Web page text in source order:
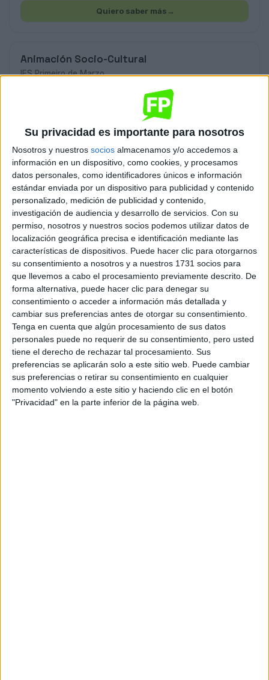
Su privacidad es importante para nosotros
Nosotros y nuestros socios almacenamos y/o accedemos a
información en un dispositivo, como cookies, y procesamos
datos personales, como identificadores únicos e información
estándar enviada por un dispositivo para publicidad y contenido
personalizado, medición de publicidad y contenido,
investigación de audiencia y desarrollo de servicios. Con su
permiso, nosotros y nuestros socios podemos utilizar datos de
localización geográfica precisa e identificación mediante las
características de dispositivos. Puede hacer clic para otorgarnos
su consentimiento a nosotros y a nuestros 1731 socios para
que llevemos a cabo el procesamiento previamente descrito. De
forma alternativa, puede hacer clic para denegar su
consentimiento o acceder a información más detallada y
cambiar sus preferencias antes de otorgar su consentimiento.
Tenga en cuenta que algún procesamiento de sus datos
personales puede no requerir de su consentimiento, pero usted
tiene el derecho de rechazar tal procesamiento. Sus
preferencias se aplicarán solo a este sitio web. Puede cambiar
sus preferencias o retirar su consentimiento en cualquier
momento volviendo a este sitio y haciendo clic en el botón
"Privacidad" en la parte inferior de la página web.
Quiero saber más →
Animación Socio-Cultural
IES Primeiro de Marzo
Público
Animación Socio-Cultural
IES A Pontepedriña
Santiago de Compostela Grado Superior Público
MODALIDAD Presencial
Animación Socio-Cultural
CIFP Ánxel Casal - Monte Alto
Grado Superior Público
MODALIDAD Presencial
Animación Socio-Cultural
IES Francisco de Orellana
Trujillo Grado Superior Público